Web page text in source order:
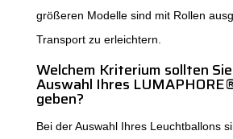
größeren Modelle sind mit Rollen
Transport zu erleichtern.
Welchem Kriterium sollten
Auswahl Ihres
geben?
Bei der Auswahl Ihres Leuchtballons